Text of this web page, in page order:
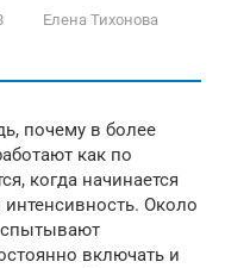
Елена Тихонова
почему в более
как по
когда начинается
Около
включать и